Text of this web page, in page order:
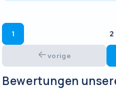
vorige
1 2
Bewertungen